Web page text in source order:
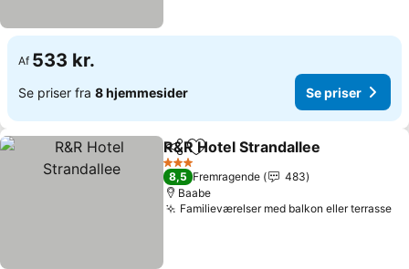
Af 533 kr.
Se priser fra 8 hjemmesider Se priser
Del Føj til favoritter
R&R Hotel Strandallee
3 Stjerner
8,5 Fremragende
483
Baabe
Familieværelser med balkon eller terrasse